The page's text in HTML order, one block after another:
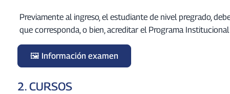
Previamente al ingreso, el estudiante de nivel pregrado,
que corresponda, o bien, acreditar el Programa
Información examen
2. CURSOS